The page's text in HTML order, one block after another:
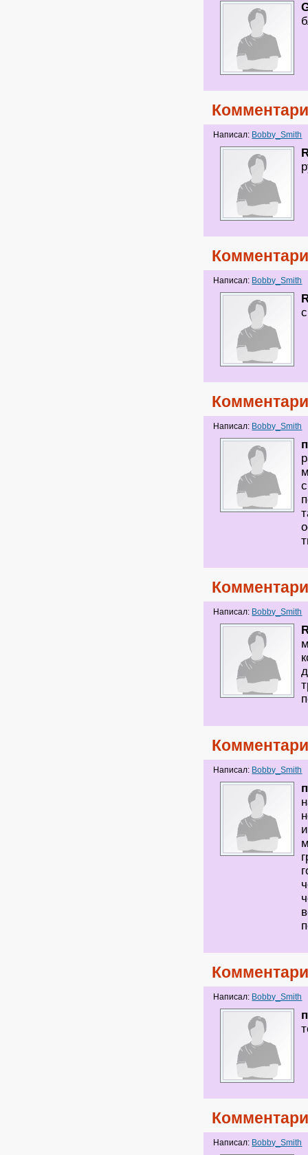
Написал: Bobby_Smith
Написал: Bobby_Smith
Написал: Bobby_Smith
Написал: Bobby_Smith
Написал: Bobby_Smith
Написал: Bobby_Smith
Написал: Bobby_Smith